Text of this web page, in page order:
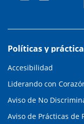
Políticas y
Accesibilidad
Liderando con
Aviso de No
Aviso de Prácticas de